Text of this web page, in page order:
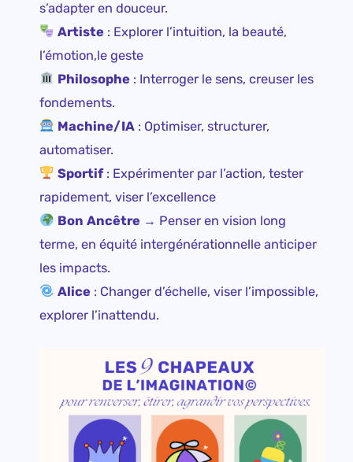
s’adapter en douceur.
Artiste: Explorer l’intuition, la beauté,
l’émotion,le geste
Philosophe: Interroger le sens, creuser les
fondements.
Machine/IA: Optimiser, structurer,
automatiser.
Sportif: Expérimenter par l’action, tester
rapidement, viser l’excellence
Bon Ancêtre→ Penser en vision long
terme, en équité intergénérationnelle anticiper
les impacts.
Alice: Changer d’échelle, viser l’impossible,
explorer l’inattendu.